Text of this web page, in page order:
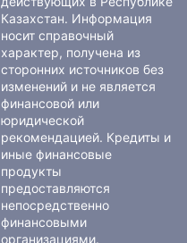
Казахстан. Информация
носит справочный
характер, получена из
сторонних источников без
изменений и не является
финансовой или
юридической
рекомендацией. Кредиты и
иные финансовые
продукты
предоставляются
непосредственно
финансовыми
организациями.